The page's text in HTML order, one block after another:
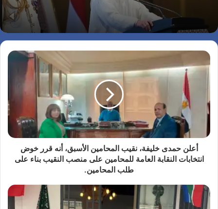
أعلن حمدى خليفة، نقيب المحامين الأسبق، أنه قرر خوض
انتخابات النقابة العامة للمحامين على منصب النقيب بناء على
طلب المحامين.